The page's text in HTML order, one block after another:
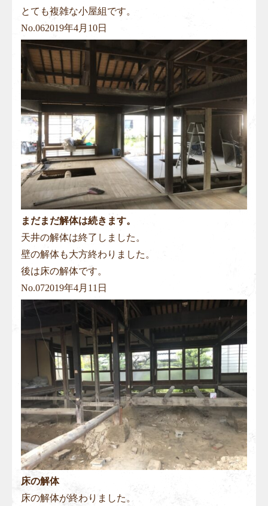
とても複雑な小屋組です。
No.062019年4月10日
まだまだ解体は続きます。
天井の解体は終了しました。
壁の解体も大方終わりました。
後は床の解体です。
No.072019年4月11日
床の解体
床の解体が終わりました。